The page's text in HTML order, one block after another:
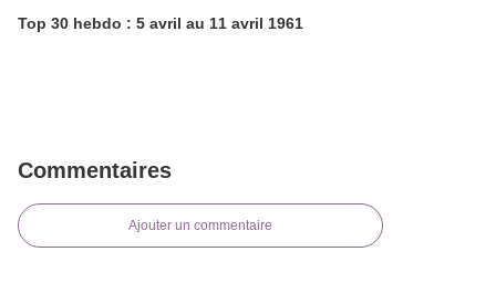
Top 30 hebdo : 5 avril au 11 avril 1961
Commentaires
Ajouter un commentaire